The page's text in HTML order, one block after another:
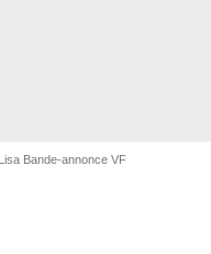
Bande-annonce VF